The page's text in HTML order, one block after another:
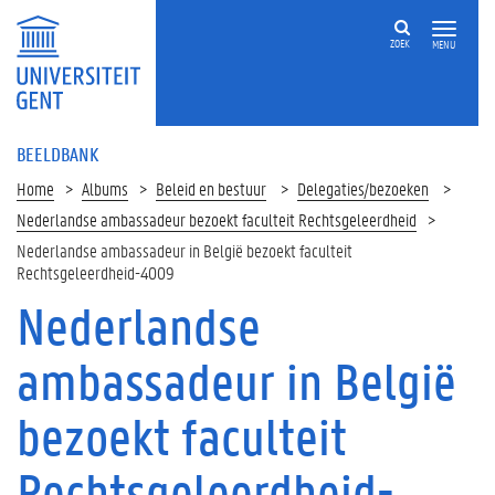
MENU
ZOEK
BEELDBANK
Home Albums Beleid en bestuur
Delegaties/bezoeken
Nederlandse ambassadeur bezoekt faculteit Rechtsgeleerdheid
Nederlandse ambassadeur in België bezoekt faculteit
Rechtsgeleerdheid-4009
Nederlandse
ambassadeur in België
bezoekt faculteit